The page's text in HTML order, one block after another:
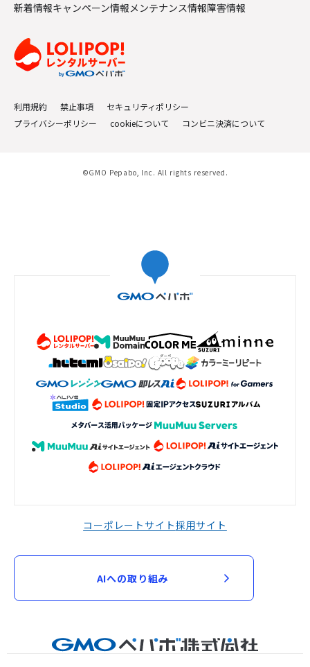
新着情報キャンペーン情報メンテナンス情報障害情報
利用規約 禁止事項
セキュリティポリシー
プライバシーポリシー
cookieについて コンビニ決済について
©GMO Pepabo, Inc. All rights reserved.
コーポレートサイト採用サイト
AIへの取り組み